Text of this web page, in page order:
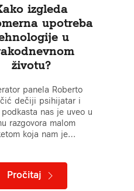
izgleda
upotreba
u
životu?
panela Roberto
dečiji psihijatar i
nas je uveo u
razgovora malom
koja nam je…
Pročitaj